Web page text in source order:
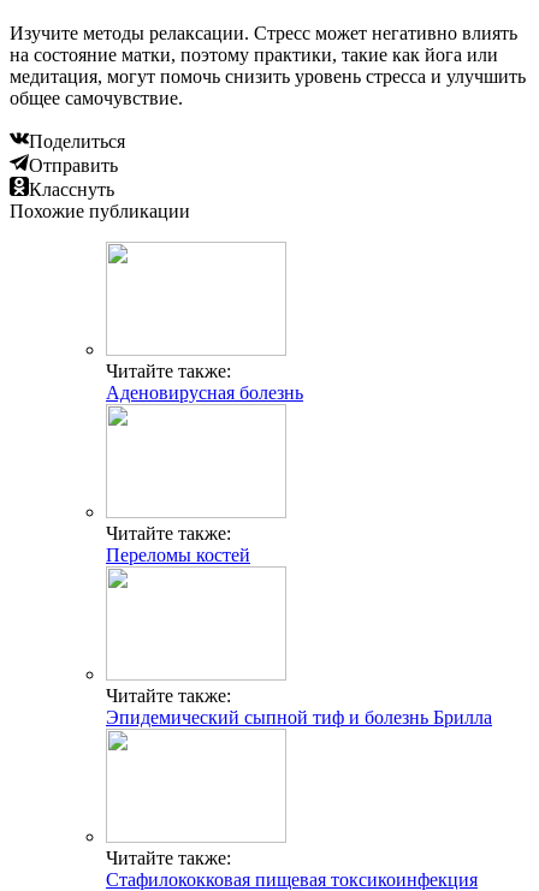
Изучите методы релаксации. Стресс может негативно влиять
на состояние матки, поэтому практики, такие как йога или
медитация, могут помочь снизить уровень стресса и улучшить
общее самочувствие.
Поделиться
Отправить
Класснуть
Похожие публикации
Читайте также:
Аденовирусная болезнь
Читайте также:
Переломы костей
Читайте также:
Эпидемический сыпной тиф и болезнь Брилла
Читайте также:
Стафилококковая пищевая токсикоинфекция